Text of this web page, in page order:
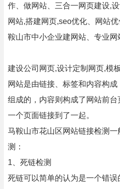
作、做网站、三合一网页建设,
网站,搭建网页,seo优化、网站
鞍山市中小企业建网站、专业网
建设公司网页,设计定制网页,模
网站是由链接、标签和内容构
组成的，内容则构成了网站前
一个页面链接到了一起。
马鞍山市花山区网站链接检测
测：
1、死链检测
死链可以简单的认为是一个错